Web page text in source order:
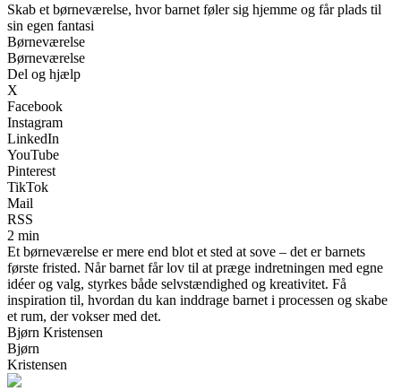
Skab et børneværelse, hvor barnet føler sig hjemme og får plads til
sin egen fantasi
Børneværelse
Børneværelse
Del og hjælp
X
Facebook
Instagram
LinkedIn
YouTube
Pinterest
TikTok
Mail
RSS
2 min
Et børneværelse er mere end blot et sted at sove – det er barnets
første fristed. Når barnet får lov til at præge indretningen med egne
idéer og valg, styrkes både selvstændighed og kreativitet. Få
inspiration til, hvordan du kan inddrage barnet i processen og skabe
et rum, der vokser med det.
Bjørn Kristensen
Bjørn
Kristensen